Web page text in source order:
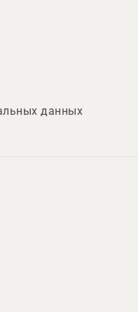
данных